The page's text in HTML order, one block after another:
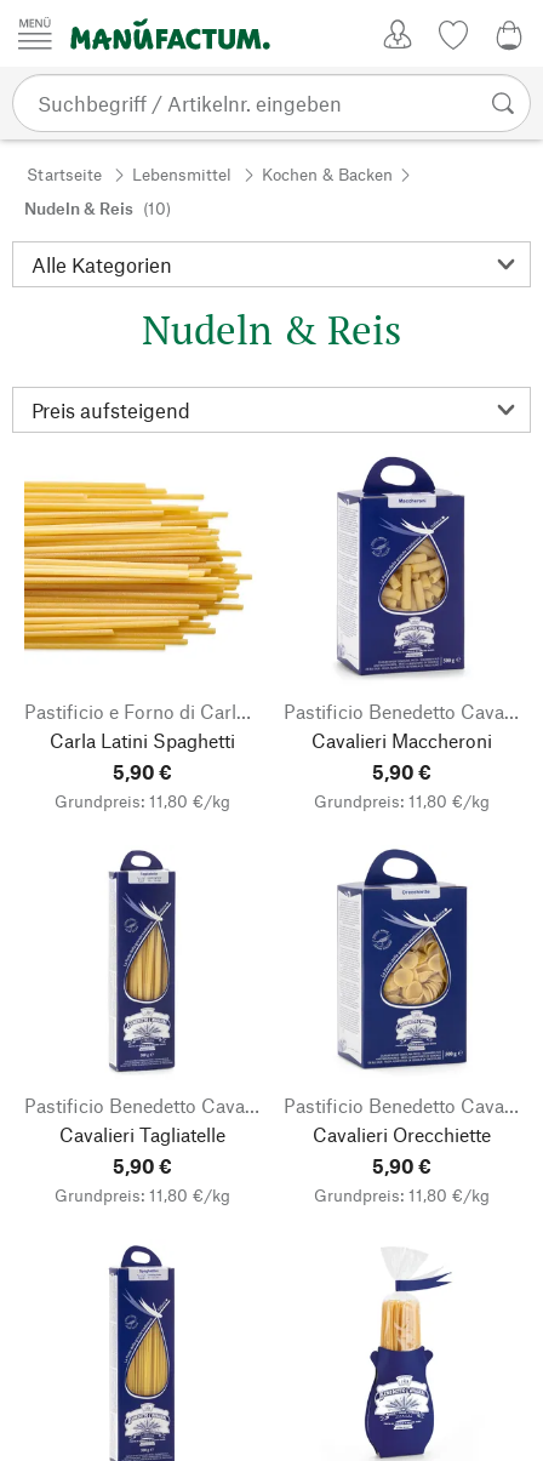
Zum Inhalt springen
Startseite Lebensmittel
Kochen & Backen
Nudeln & Reis (10)
Nudeln & Reis
Pastificio e Forno di Carlo Latini
Carla Latini Spaghetti
5,90 €
Grundpreis: 11,80 €/kg
Pastificio Benedetto Cavalieri
Cavalieri Maccheroni
5,90 €
Grundpreis: 11,80 €/kg
Pastificio Benedetto Cavalieri
Cavalieri Tagliatelle
5,90 €
Grundpreis: 11,80 €/kg
Pastificio Benedetto Cavalieri
Cavalieri Orecchiette
5,90 €
Grundpreis: 11,80 €/kg